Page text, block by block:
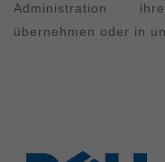
Administration
übernehmen oder in